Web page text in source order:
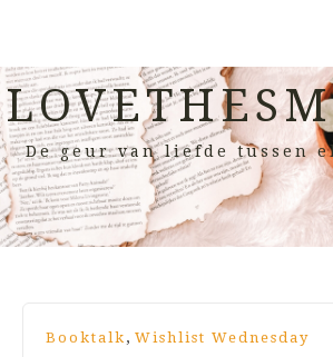
De geur van liefde tussen
Booktalk , Wishlist Wednesday